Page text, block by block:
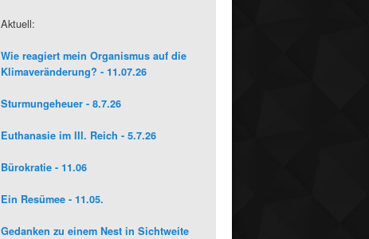
Aktuell:
Wie reagiert mein Organismus auf die
Klimaveränderung? - 11.07.26
Sturmungeheuer - 8.7.26
Euthanasie im III. Reich - 5.7.26
Bürokratie - 11.06
Ein Resümee - 11.05.
Gedanken zu einem Nest in Sichtweite